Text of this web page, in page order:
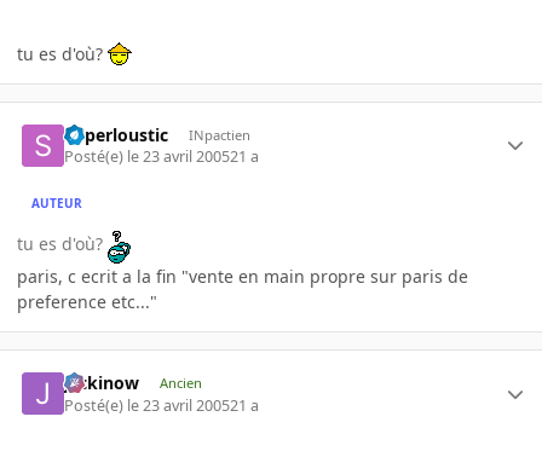
tu es d'où?
Superloustic INpactien
Posté(e) le 23 avril 200521 a
AUTEUR
tu es d'où?
paris, c ecrit a la fin "vente en main propre sur paris de
preference etc..."
jackinow Ancien
Posté(e) le 23 avril 200521 a